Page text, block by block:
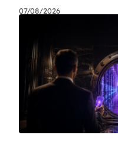
succede quando i pezzi
alle 6, per dire, un
ha recuperato un
scost
07/08/2026